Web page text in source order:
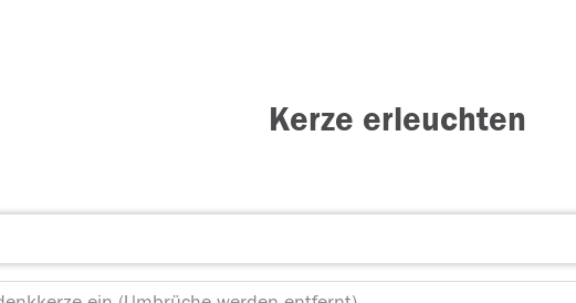
Kerze erleuchten